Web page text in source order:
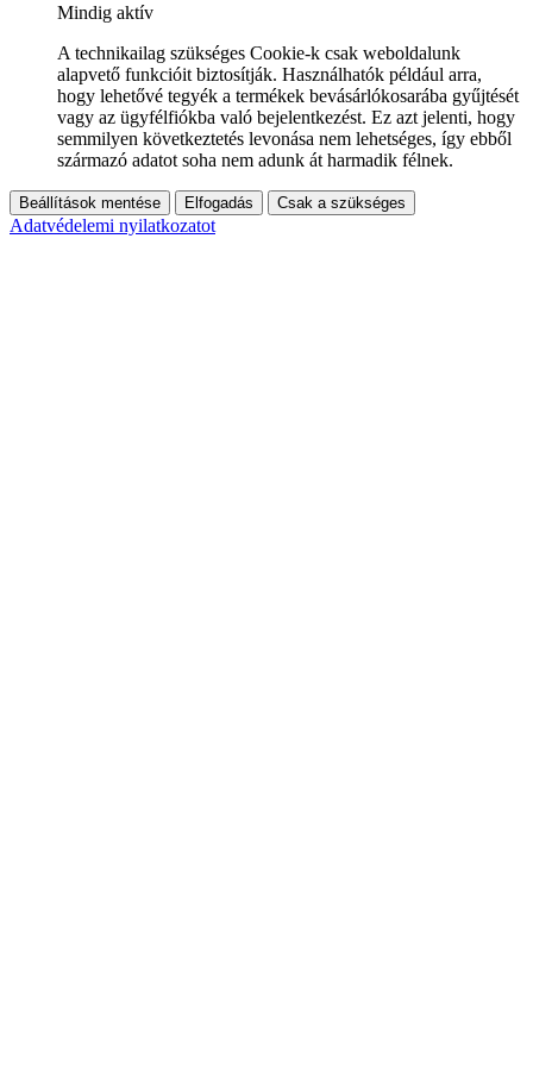
Mindig aktív
A technikailag szükséges Cookie-k csak weboldalunk
alapvető funkcióit biztosítják. Használhatók például arra,
hogy lehetővé tegyék a termékek bevásárlókosarába gyűjtését
vagy az ügyfélfiókba való bejelentkezést. Ez azt jelenti, hogy
semmilyen következtetés levonása nem lehetséges, így ebből
származó adatot soha nem adunk át harmadik félnek.
Beállítások mentése Elfogadás Csak a szükséges
Adatvédelemi nyilatkozatot